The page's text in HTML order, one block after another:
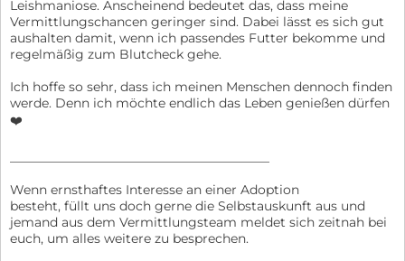
Leishmaniose. Anscheinend bedeutet das, dass meine
Vermittlungschancen geringer sind. Dabei lässt es sich gut
aushalten damit, wenn ich passendes Futter bekomme und
regelmäßig zum Blutcheck gehe.
Ich hoffe so sehr, dass ich meinen Menschen dennoch finden
werde. Denn ich möchte endlich das Leben genießen dürfen
❤️
Wenn ernsthaftes Interesse an einer Adoption
besteht, füllt uns doch gerne die Selbstauskunft aus und
jemand aus dem Vermittlungsteam meldet sich zeitnah bei
euch, um alles weitere zu besprechen.